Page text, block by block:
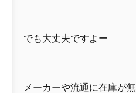
でも大丈夫ですよー
メーカーや流通に在庫が